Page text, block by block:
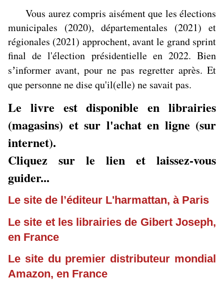
Vous aurez compris aisément que les élections
municipales (2020), départementales (2021) et
régionales (2021) approchent, avant le grand sprint
final de l'élection présidentielle en 2022. Bien
s’informer avant, pour ne pas regretter après. Et
que personne ne dise qu'il(elle) ne savait pas.
Le livre est disponible en librairies
(magasins) et sur l'achat en ligne (sur
internet).
Cliquez sur le lien et laissez-vous
guider...
Le site de l’éditeur L'harmattan, à Paris
Le site et les librairies de Gibert Joseph,
en France
Le site du premier distributeur mondial
Amazon, en France